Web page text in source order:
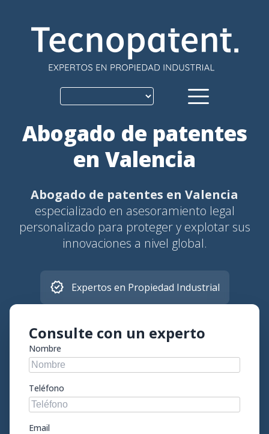
content
Abogado de patentes
en Valencia
Abogado de patentes en Valencia
especializado en asesoramiento legal
personalizado para proteger y explotar sus
innovaciones a nivel global.
verified Expertos en Propiedad Industrial
Consulte con un experto
Nombre
Teléfono
Email